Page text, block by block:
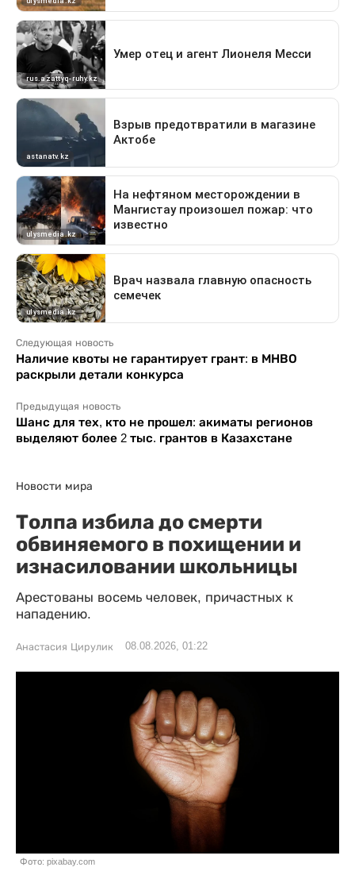
Следующая новость
Наличие квоты не гарантирует грант: в МНВО
раскрыли детали конкурса
Предыдущая новость
Шанс для тех, кто не прошел: акиматы регионов
выделяют более 2 тыс. грантов в Казахстане
Новости мира
Толпа избила до смерти
обвиняемого в похищении и
изнасиловании школьницы
Арестованы восемь человек, причастных к
нападению.
Анастасия Цирулик 08.08.2026, 01:22
Фото: pixabay.com